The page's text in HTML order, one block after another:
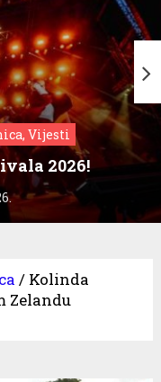
Vijesti
2026!
/ Kolinda
Zelandu